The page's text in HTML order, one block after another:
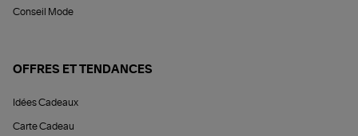
Conseil Mode
OFFRES ET TENDANCES
Idées Cadeaux
Carte Cadeau